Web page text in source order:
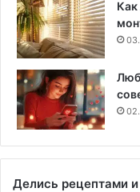
Как
Делись рецептами